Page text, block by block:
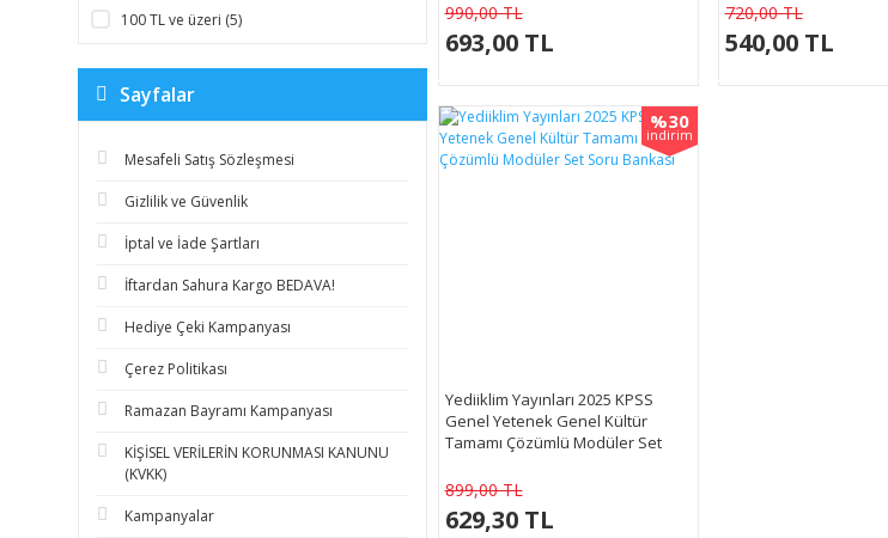
100 TL ve üzeri (5)
Sayfalar
Mesafeli Satış Sözleşmesi
Gizlilik ve Güvenlik
İptal ve İade Şartları
İftardan Sahura Kargo BEDAVA!
Hediye Çeki Kampanyası
Çerez Politikası
Ramazan Bayramı Kampanyası
KİŞİSEL VERİLERİN KORUNMASI KANUNU
(KVKK)
Kampanyalar
990,00 TL
693,00 TL
720,00 TL
540,00 TL
%30
indirim
Yediiklim Yayınları 2025 KPSS
Genel Yetenek Genel Kültür
Tamamı Çözümlü Modüler Set
899,00 TL
629,30 TL